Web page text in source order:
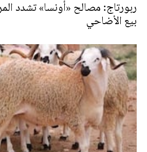
ربورتاج: مصالح «أونسا» تشدد
بيع الأضاحي